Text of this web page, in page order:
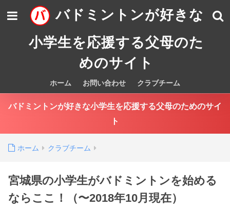
バドミントンが好きな
小学生を応援する父母のた
めのサイト
ホーム お問い合わせ クラブチーム
バドミントンが好きな小学生を応援する父母のためのサイ
ト
ホーム クラブチーム
宮城県の小学生がバドミントンを始める
ならここ！（〜2018年10月現在）